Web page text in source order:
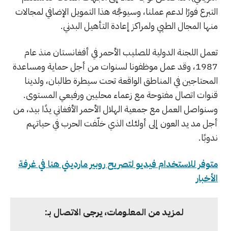
التبرع فورًا لدعم عملنا، وسيوجَّه هذا التمويل الإضافي لمجالات
منها المجال الطبي ولمراكز إعادة التأهيل البدني.
تعمل اللجنة الدولية للصليب الأحمر في أفغانستان منذ عام
1987، وقد عمل موظفونا لسنوات من أجل حماية ومساعدة
المحتاجين في المناطق الواقعة تحت سيطرة طالبان، ولدينا
قنوات اتصال مفتوحة مع زعماء محليين ورفيعي المستوى.
وسنواصل العمل مع جمعية الهلال الأحمر الأفغاني يدًا بيد، من
أجل مد يد العون إلى أولئك الذي خلّفت الحرب في حياتهم
ندوبًا.
متوفر للاستخدام فيديو لتصريح روبير مارديني هنا في غرفة
الأخبار
لمزيد من المعلومات، يرجى الاتصال بـ: